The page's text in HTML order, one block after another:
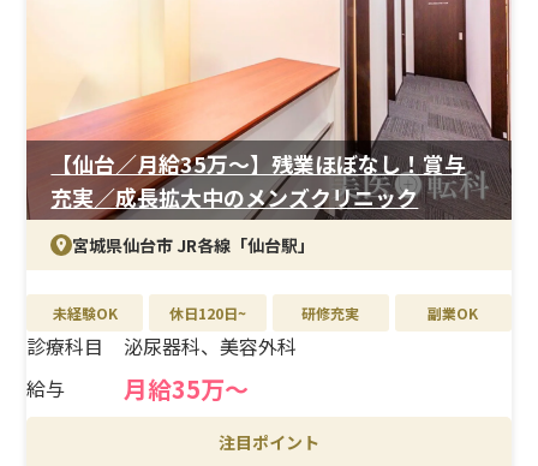
子30万円、第二子40万円を支給。育休取得率は女性
【仙台／月給35万〜】残業ほぼなし！賞与
充実／成長拡大中のメンズクリニック
宮城県仙台市 JR各線「仙台駅」
未経験OK 休日120日~ 研修充実 副業OK
診療科目
泌尿器科、美容外科
給与
月給35万〜
注目ポイント